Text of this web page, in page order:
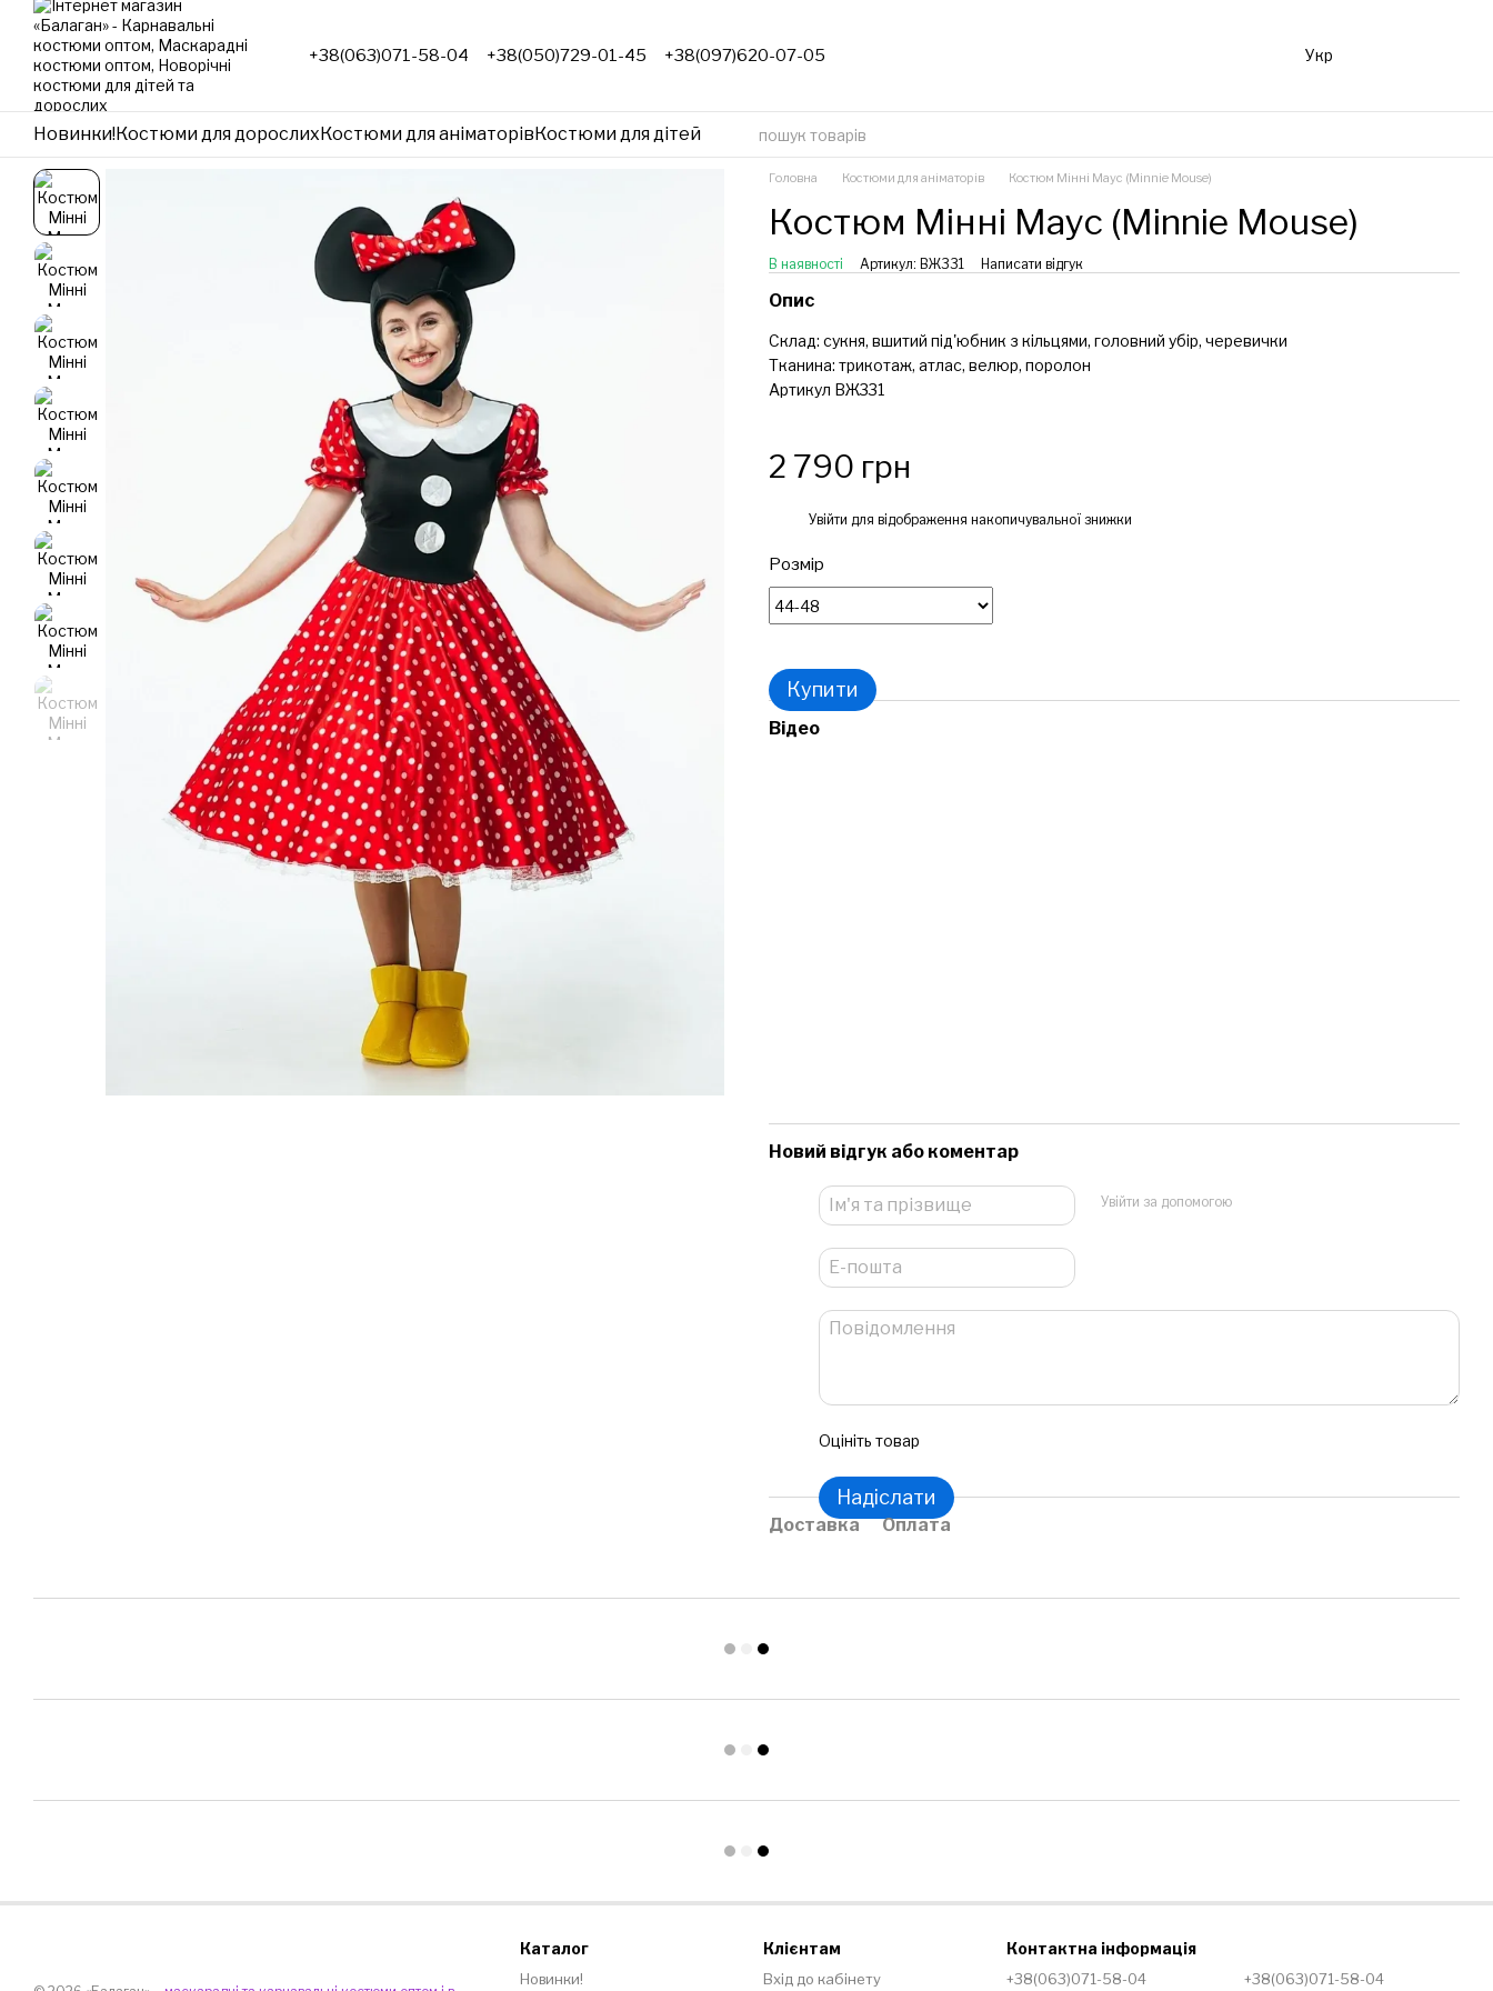
Перейти до основного контенту
+38(063)071-58-04 +38(050)729-01-45 +38(097)620-07-05 Укр
Новинки!Костюми для дорослихКостюми для аніматорівКостюми для дітей
Головна Костюми для аніматорів Костюм Мінні Маус (Minnie Mouse)
Костюм Мінні Маус (Minnie Mouse)
В наявності Артикул: ВЖ331 Написати відгук
Опис
Склад: сукня, вшитий під'юбник з кільцями, головний убір, черевички
Тканина: трикотаж, атлас, велюр, поролон
Артикул ВЖ331
2 790 грн
Увійти для відображення накопичувальної знижки
Розмір
Купити
Відео
Новий відгук або коментар
Увійти за допомогою
Оцініть товар
Надіслати
Доставка Оплата
Каталог
Новинки!
Клієнтам
Вхід до кабінету
Контактна інформація
+38(063)071-58-04 +38(063)071-58-04